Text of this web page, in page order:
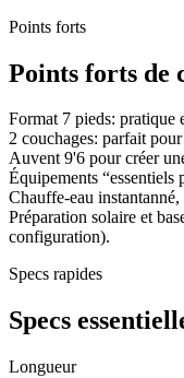
Points forts
Points forts de
Format 7 pieds: pratique
2 couchages: parfait
Auvent 9'6 pour créer
Équipements
Chauffe-eau
Préparation solaire et
configuration).
Specs rapides
Specs
Longueur